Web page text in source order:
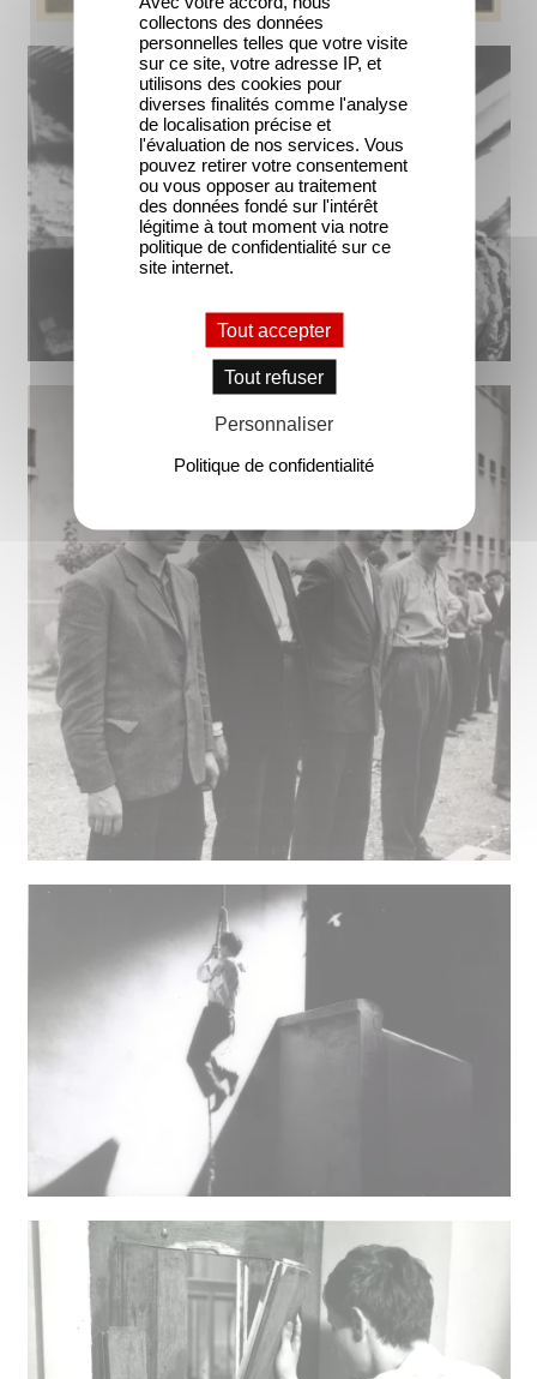
collectons des données
personnelles telles que votre visite
sur ce site, votre adresse IP, et
utilisons des cookies pour
diverses finalités comme l'analyse
de localisation précise et
l'évaluation de nos services. Vous
pouvez retirer votre consentement
ou vous opposer au traitement
des données fondé sur l'intérêt
légitime à tout moment via notre
politique de confidentialité sur ce
site internet.
Tout accepter
Tout refuser
Personnaliser
Politique de confidentialité